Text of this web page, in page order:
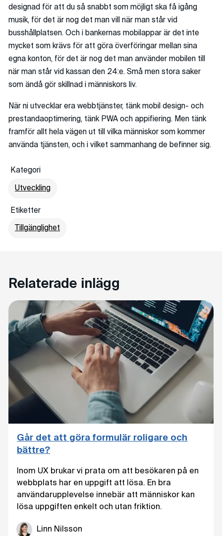
designad för att du så snabbt som möjligt ska få igång
musik, för det är nog det man vill när man står vid
busshållplatsen. Och i bankernas mobilappar är det inte
mycket som krävs för att göra överföringar mellan sina
egna konton, för det är nog det man använder mobilen till
när man står vid kassan den 24:e. Små men stora saker
som ändå gör skillnad i människors liv.
När ni utvecklar era webbtjänster, tänk mobil design- och
prestandaoptimering, tänk PWA och appifiering. Men tänk
framför allt hela vägen ut till vilka människor som kommer
använda tjänsten, och i vilket sammanhang de befinner sig.
Kategori
Utveckling
Etiketter
Tillgänglighet
Relaterade inlägg
Går det att göra formulär roligare och
bättre?
Inom UX brukar vi prata om att besökaren på en
webbplats har en uppgift att lösa. En bra
användarupplevelse innebär att människor kan
lösa uppgiften enkelt och utan friktion.
Linn Nilsson